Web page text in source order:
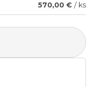
570,00 € / ks